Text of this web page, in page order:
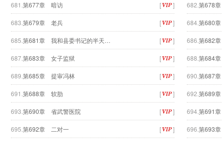
681. 第677章 暗访 [ ] 682. 第678
683. 第679章 老兵 [ ] 684. 第680
685. 第681章 我和县委书记的半天… [ ] 686. 第682
687.第683章 女子监狱 [ ] 688. 第684
689. 第685章 提审冯林 [ ] 690. 第687
691. 第688章 软肋 [ ] 692. 第689
693. 第690章 省武警医院 [ ] 694. 第691
695. 第692章 二对一 [ ] 696. 第693